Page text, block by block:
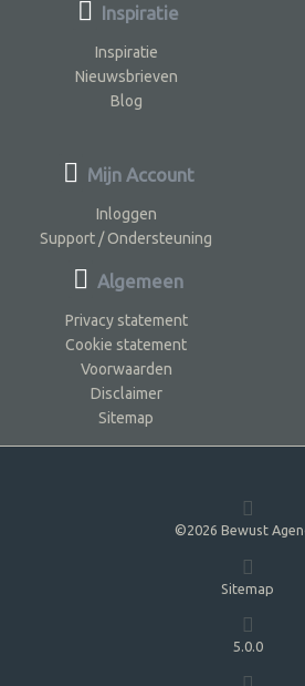
Inspiratie
Inspiratie
Nieuwsbrieven
Blog
Mijn Account
Inloggen
Support / Ondersteuning
Algemeen
Privacy statement
Cookie statement
Voorwaarden
Disclaimer
Sitemap
©2026 Bewust
Sitemap
5.0.0